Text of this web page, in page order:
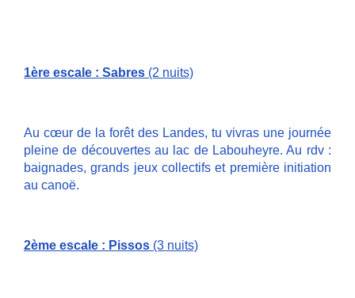
1ère escale : Sabres (2 nuits)
Au cœur de la forêt des Landes, tu vivras une journée
pleine de découvertes au lac de Labouheyre. Au rdv :
baignades, grands jeux collectifs et première initiation
au canoë.
2ème escale : Pissos (3 nuits)